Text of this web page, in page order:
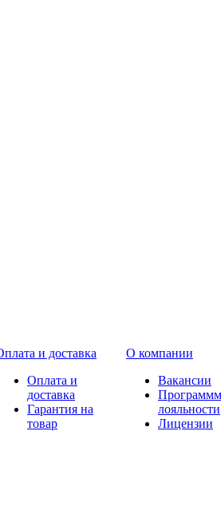
и доставка
Оплата и
доставка
Гарантия на
товар
О компании
Вакансии
лояльности
Лицензии